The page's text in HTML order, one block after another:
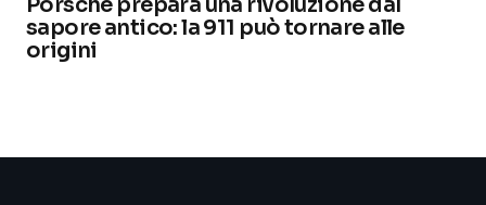
sapore antico: la 911 può tornare alle
origini